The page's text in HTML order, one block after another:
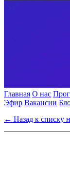
Главная О нас
Эфир Вакансии
← Назад к списку